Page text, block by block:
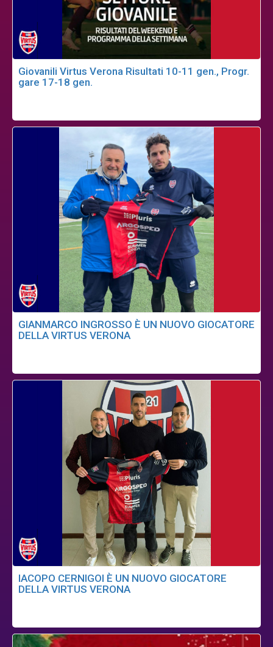
Giovanili Virtus Verona Risultati 10-11 gen., Progr.
gare 17-18 gen.
GIANMARCO INGROSSO È UN NUOVO GIOCATORE
DELLA VIRTUS VERONA
IACOPO CERNIGOI È UN NUOVO GIOCATORE
DELLA VIRTUS VERONA